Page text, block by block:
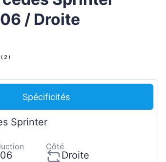
Magyar
Lietuvių
/ Droite
( 2 )
Spécificités
Sprinter
Côté
Droite